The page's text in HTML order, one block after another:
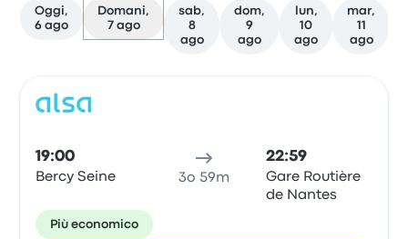
Oggi,
6 ago
Domani,
7 ago
sab,
8
ago
dom,
9
ago
lun,
10
ago
mar,
11
ago
19:00
Bercy Seine 3o 59m
22:59
Gare Routière
de Nantes
Più economico